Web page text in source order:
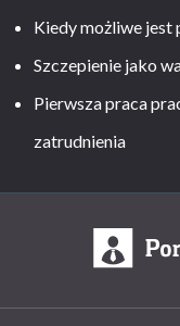
Kiedy możliwe jest
Szczepienie jako
Pierwsza praca
zatrudnienia